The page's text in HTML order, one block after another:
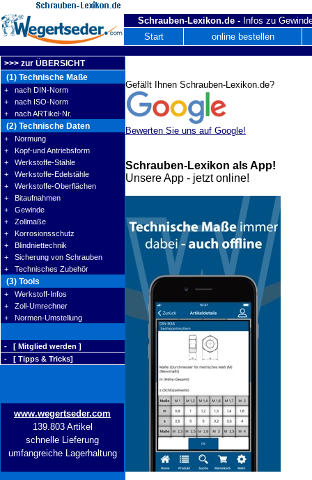
Schrauben-Lexikon.de - Infos zu
Start
online bestellen
>>> zur ÜBERSICHT
(1) Technische Maße
+ nach DIN-Norm
+ nach ISO-Norm
+ nach ARTikel-Nr.
(2) Technische Daten
+ Normung
+ Kopf-und Antriebsform
+ Werkstoffe-Stähle
+ Werkstoffe-Edelstähle
+ Werkstoffe-Oberflächen
+ Bitaufnahmen
+ Gewinde
+ Zollmaße
+ Korrosionsschutz
+ Blindniettechnik
+ Sicherung von Schrauben
+ Technisches Zubehör
(3) Tools
+ Werkstoff-Infos
+ Zoll-Umrechner
+ Normen-Umstellung
- [ Mitglied werden ]
- [ Tipps & Tricks]
www.wegertseder.com
139.803 Artikel
schnelle Lieferung
umfangreiche Lagerhaltung
Gefällt Ihnen Schrauben-Lexikon.de?
Bewerten Sie uns auf Google!
Schrauben-Lexikon als App!
Unsere App - jetzt online!